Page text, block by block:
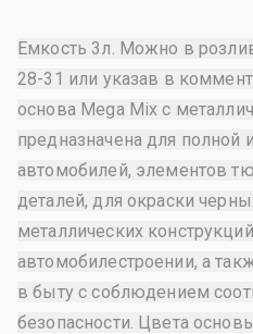
Емкость 3л. Можно в
28-31 или указав в
основа Mega Mix с
предназначена для полной
автомобилей, элементов
деталей, для окраски
металлических
автомобилестроении, а
в быту с соблюдением
безопасности. Цвета